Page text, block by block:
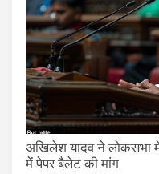
अखिलेश यादव ने लोकसभा में
में पेपर बैलेट की मांग